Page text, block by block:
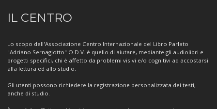
Informazioni
sul
Centro
IL CENTRO
Lo scopo dell'Associazione Centro Internazionale del Libro Parlato
"Adriano Sernagiotto" O.D.V. è quello di aiutare, mediante gli audiolibri e
progetti specifici, chi è affetto da problemi visivi e/o cognitivi ad accostarsi
alla lettura ed allo studio.
Gli utenti possono richiedere la registrazione personalizzata dei testi,
anche di studio.